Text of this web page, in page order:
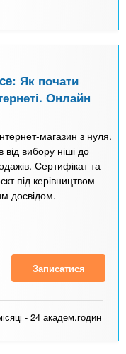
Як почати
Онлайн
магазин з нуля.
вибору ніші до
Сертифікат та
під керівництвом
досвідом.
Записатися
- 24 академ.годин